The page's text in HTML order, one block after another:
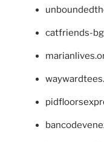
catfriends-